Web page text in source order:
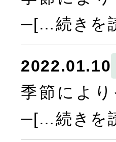
─[…続きを
2022.01.10
季節によ
─[…続きを